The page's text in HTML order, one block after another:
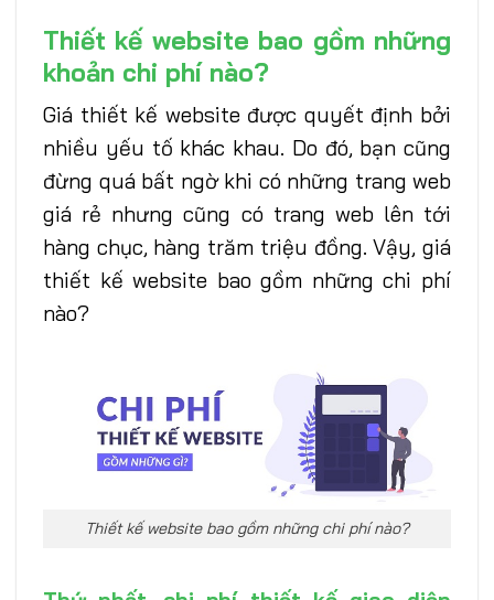
Thiết kế website bao gồm những
khoản chi phí nào?
Giá thiết kế website được quyết định bởi
nhiều yếu tố khác khau. Do đó, bạn cũng
đừng quá bất ngờ khi có những trang web
giá rẻ nhưng cũng có trang web lên tới
hàng chục, hàng trăm triệu đồng. Vậy, giá
thiết kế website bao gồm những chi phí
nào?
Thiết kế website bao gồm những chi phí nào?